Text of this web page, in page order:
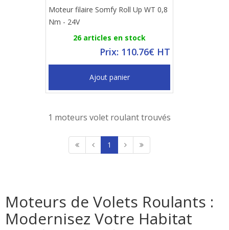
Moteur filaire Somfy Roll Up WT 0,8
Nm - 24V
26 articles en stock
Prix: 110.76€ HT
Ajout panier
1 moteurs volet roulant trouvés
1
Moteurs de Volets Roulants :
Modernisez Votre Habitat